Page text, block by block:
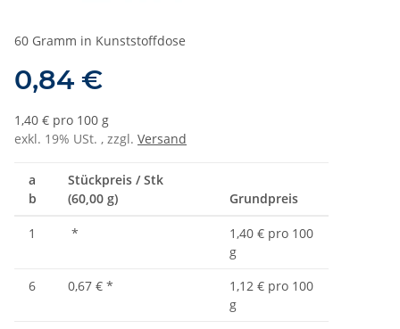
60 Gramm in Kunststoffdose
0,84 €
1,40 € pro 100 g
exkl. 19% USt. , zzgl. Versand
a
b
Stückpreis / Stk
(60,00 g)
Grundpreis
1 *
1,40 € pro 100
g
6
0,67 € *
1,12 € pro 100
g